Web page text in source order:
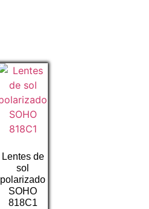
Lentes de
sol
polarizado
SOHO
818C1